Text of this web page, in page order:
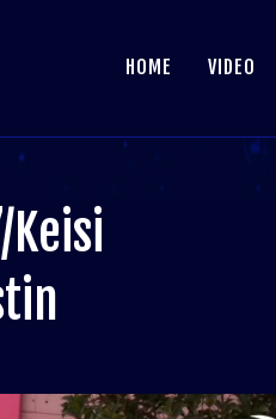
HOME VIDEO